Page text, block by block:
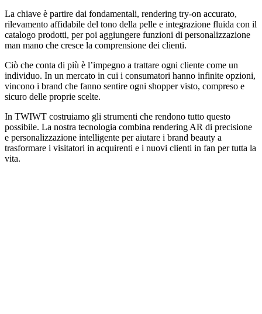
La chiave è partire dai fondamentali, rendering try-on accurato,
rilevamento affidabile del tono della pelle e integrazione fluida con il
catalogo prodotti, per poi aggiungere funzioni di personalizzazione
man mano che cresce la comprensione dei clienti.
Ciò che conta di più è l’impegno a trattare ogni cliente come un
individuo. In un mercato in cui i consumatori hanno infinite opzioni,
vincono i brand che fanno sentire ogni shopper visto, compreso e
sicuro delle proprie scelte.
In TWIWT costruiamo gli strumenti che rendono tutto questo
possibile. La nostra tecnologia combina rendering AR di precisione
e personalizzazione intelligente per aiutare i brand beauty a
trasformare i visitatori in acquirenti e i nuovi clienti in fan per tutta la
vita.